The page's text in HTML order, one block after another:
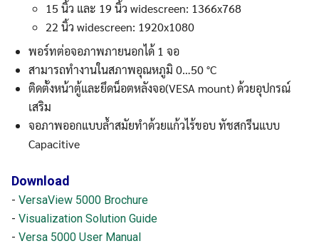
15 นิ้ว และ 19 นิ้ว widescreen: 1366x768
22 นิ้ว widescreen: 1920x1080
พอร์ทต่อจอภาพภายนอกได้ 1 จอ
สามารถทำงานในสภาพอุณหภูมิ 0…50 °C
ติดตั้งหน้าตู้และยึดน็อตหลังจอ(VESA mount) ด้วยอุปกรณ์
เสริม
จอภาพออกแบบล้ำสมัยทำด้วยแก้วไร้ขอบ ทัชสกรีนแบบ
Capacitive
Download
- VersaView 5000 Brochure
- Visualization Solution Guide
- Versa 5000 User Manual